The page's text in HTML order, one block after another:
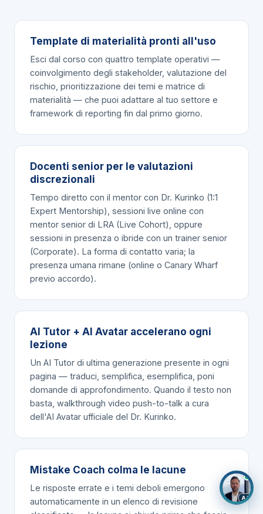
Template di materialità pronti all'uso
Esci dal corso con quattro template operativi —
coinvolgimento degli stakeholder, valutazione del
rischio, prioritizzazione dei temi e matrice di
materialità — che puoi adattare al tuo settore e
framework di reporting fin dal primo giorno.
Docenti senior per le valutazioni
discrezionali
Tempo diretto con il mentor con Dr. Kurinko (1:1
Expert Mentorship), sessioni live online con
mentor senior di LRA (Live Cohort), oppure
sessioni in presenza o ibride con un trainer senior
(Corporate). La forma di contatto varia; la
presenza umana rimane (online o Canary Wharf
previo accordo).
AI Tutor + AI Avatar accelerano ogni
lezione
Un AI Tutor di ultima generazione presente in ogni
pagina — traduci, semplifica, esemplifica, poni
domande di approfondimento. Quando il testo non
basta, walkthrough video push-to-talk a cura
dell'AI Avatar ufficiale del Dr. Kurinko.
Mistake Coach colma le lacune
Le risposte errate e i temi deboli emergono
automaticamente in un elenco di revisione
AI
materialità? Sono qui se vuoi parlarne insieme.
×